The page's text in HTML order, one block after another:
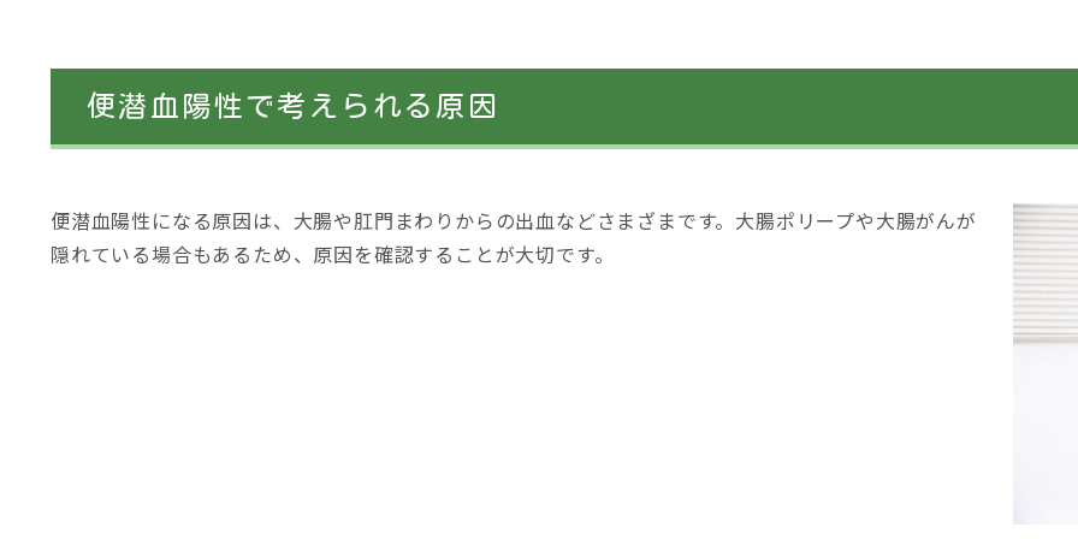
便潜血陽性で考えられる原因
便潜血陽性になる原因は、大腸や肛門まわりからの出血などさまざまです。大腸ポリープや大腸がんが
隠れている場合もあるため、原因を確認することが大切です。